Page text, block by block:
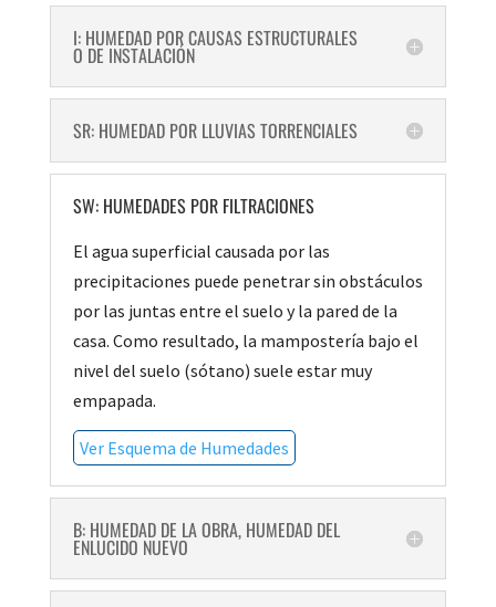
I: HUMEDAD POR CAUSAS ESTRUCTURALES
O DE INSTALACIÓN
SR: HUMEDAD POR LLUVIAS TORRENCIALES
SW: HUMEDADES POR FILTRACIONES
El agua superficial causada por las
precipitaciones puede penetrar sin obstáculos
por las juntas entre el suelo y la pared de la
casa. Como resultado, la mampostería bajo el
nivel del suelo (sótano) suele estar muy
empapada.
Ver Esquema de Humedades
B: HUMEDAD DE LA OBRA, HUMEDAD DEL
ENLUCIDO NUEVO